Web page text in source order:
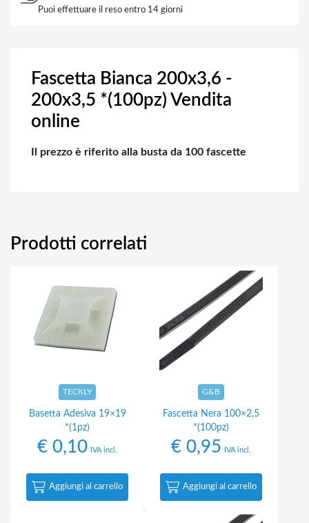
Puoi effettuare il reso entro 14 giorni
Fascetta Bianca 200x3,6 -
200x3,5 *(100pz) Vendita
online
Il prezzo è riferito alla busta da 100 fascette
Prodotti correlati
TECKLY
Basetta Adesiva 19×19
*(1pz)
€ 0,10 IVA incl.
Aggiungi al carrello
G&B
Fascetta Nera 100×2,5
*(100pz)
€ 0,95 IVA incl.
Aggiungi al carrello